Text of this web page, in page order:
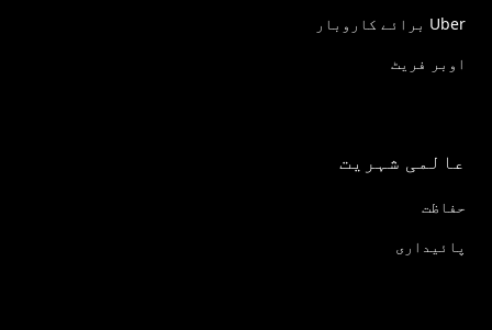
Uber برائے کاروبار
اوبر فریٹ
عالمی شہریت
حفاظت
پائیداری